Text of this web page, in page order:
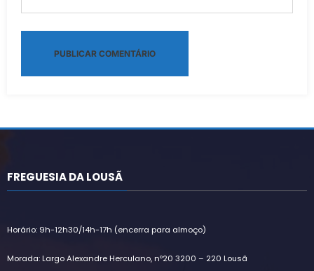
FREGUESIA DA LOUSÃ
Horário: 9h-12h30/14h-17h (encerra para almoço)
Morada: Largo Alexandre Herculano, nº20 3200 – 220 Lousã